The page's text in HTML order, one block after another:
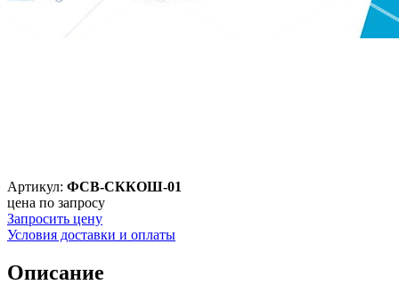
Артикул: ФСВ-СККОШ-01
цена по запросу
Запросить цену
Условия доставки и оплаты
Описание